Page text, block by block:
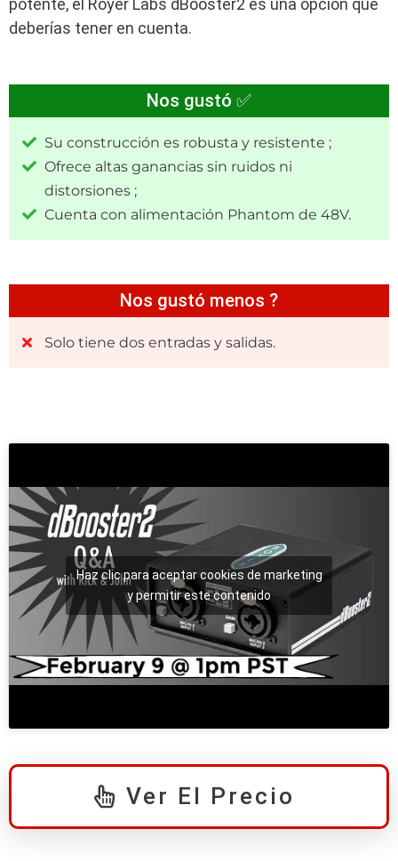
deberías tener en cuenta.
Nos gustó ✅
Su construcción es robusta y resistente ;
Ofrece altas ganancias sin ruidos ni
distorsiones ;
Cuenta con alimentación Phantom de 48V.
Nos gustó menos ?
Solo tiene dos entradas y salidas.
Haz clic para aceptar cookies de marketing
y permitir este contenido
Ver El Precio